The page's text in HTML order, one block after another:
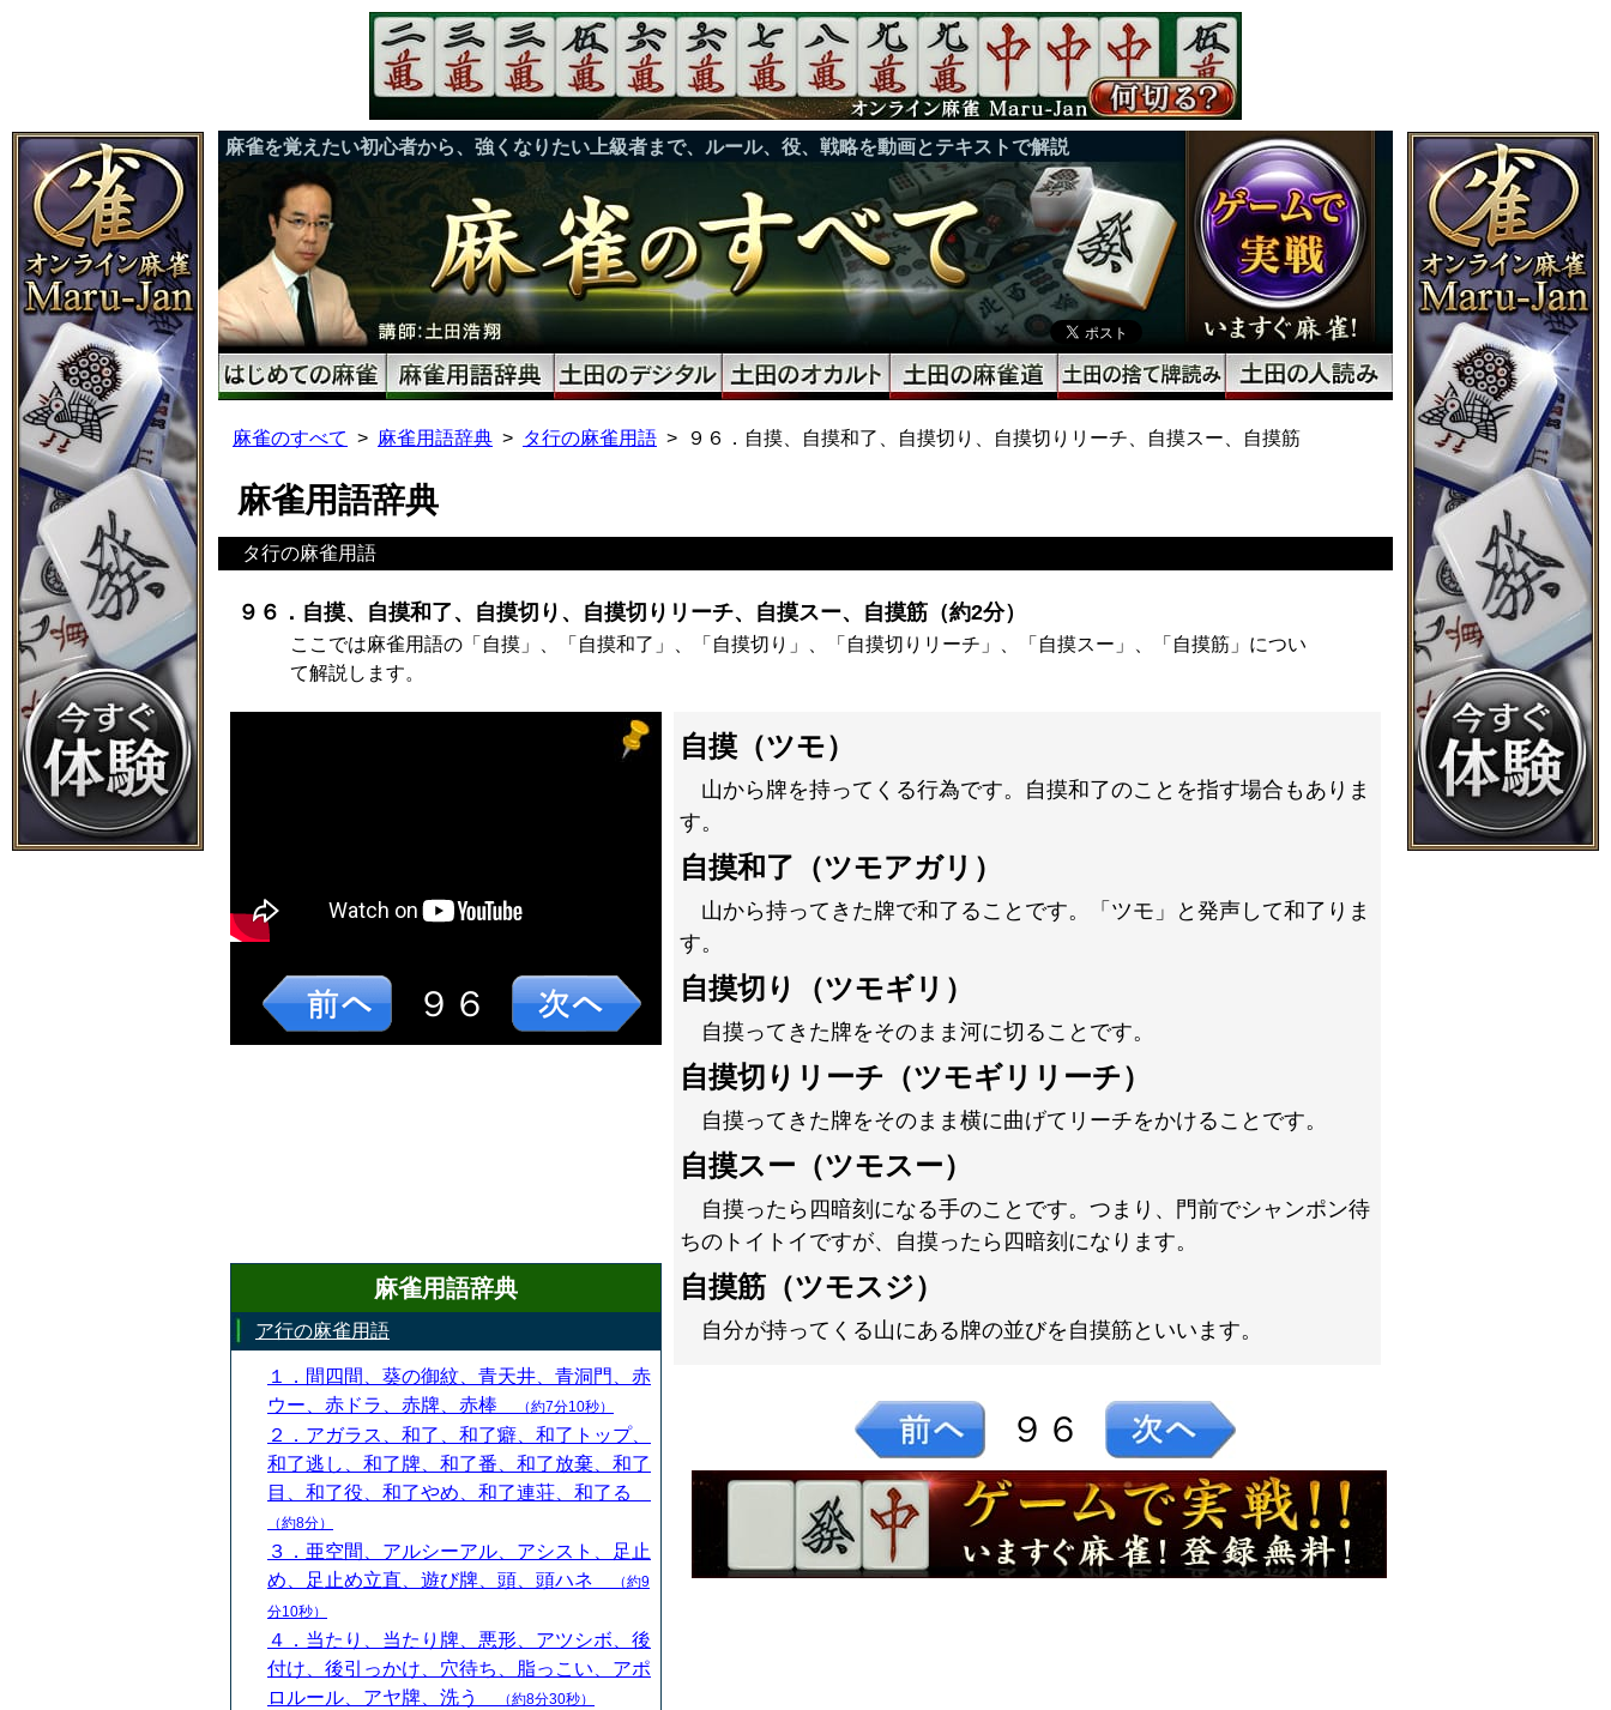
麻雀を覚えたい初心者から、強くなりたい上級者まで、ルール、役、戦略を動画とテキストで解説
麻雀のすべて 麻雀用語辞典 タ行の麻雀用語 ９６．自摸、自摸和了、自摸切り、自摸切りリーチ、自摸スー、自摸筋
麻雀用語辞典
タ行の麻雀用語
９６．自摸、自摸和了、自摸切り、自摸切りリーチ、自摸スー、自摸筋（約2分）
ここでは麻雀用語の「自摸」、「自摸和了」、「自摸切り」、「自摸切りリーチ」、「自摸スー」、「自摸筋」につい
て解説します。
９６
麻雀用語辞典
ア行の麻雀用語
１．間四間、葵の御紋、青天井、青洞門、赤
ウー、赤ドラ、赤牌、赤棒
（約7分10秒）
２．アガラス、和了、和了癖、和了トップ、
和了逃し、和了牌、和了番、和了放棄、和了
目、和了役、和了やめ、和了連荘、和了る
（約8分）
３．亜空間、アルシーアル、アシスト、足止
め、足止め立直、遊び牌、頭、頭ハネ
（約9
分10秒）
４．当たり、当たり牌、悪形、アツシボ、後
付け、後引っかけ、穴待ち、脂っこい、アポ
ロルール、アヤ牌、洗う
（約8分30秒）
自摸（ツモ）
山から牌を持ってくる行為です。自摸和了のことを指す場合もありま
す。
自摸和了（ツモアガリ）
山から持ってきた牌で和了ることです。「ツモ」と発声して和了りま
す。
自摸切り（ツモギリ）
自摸ってきた牌をそのまま河に切ることです。
自摸切りリーチ（ツモギリリーチ）
自摸ってきた牌をそのまま横に曲げてリーチをかけることです。
自摸スー（ツモスー）
自摸ったら四暗刻になる手のことです。つまり、門前でシャンポン待
ちのトイトイですが、自摸ったら四暗刻になります。
自摸筋（ツモスジ）
自分が持ってくる山にある牌の並びを自摸筋といいます。
９６